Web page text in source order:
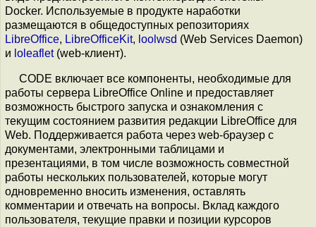
Docker. Используемые в продукте наработки
размещаются в общедоступных репозиториях
LibreOffice, LibreOfficeKit, loolwsd (Web Services Daemon)
и loleaflet(web-клиент).
CODE включает все компоненты, необходимые для
работы сервера LibreOffice Online и предоставляет
возможность быстрого запуска и ознакомления с
текущим состоянием развития редакции LibreOffice для
Web. Поддерживается работа через web-браузер с
документами, электронными таблицами и
презентациями, в том числе возможность совместной
работы нескольких пользователей, которые могут
одновременно вносить изменения, оставлять
комментарии и отвечать на вопросы. Вклад каждого
пользователя, текущие правки и позиции курсоров